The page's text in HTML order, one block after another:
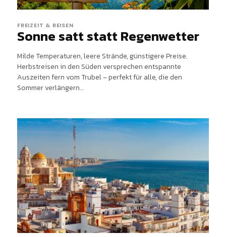
FREIZEIT & REISEN
Sonne satt statt Regenwetter
Milde Temperaturen, leere Strände, günstigere Preise.
Herbstreisen in den Süden versprechen entspannte
Auszeiten fern vom Trubel – perfekt für alle, die den
Sommer verlängern...